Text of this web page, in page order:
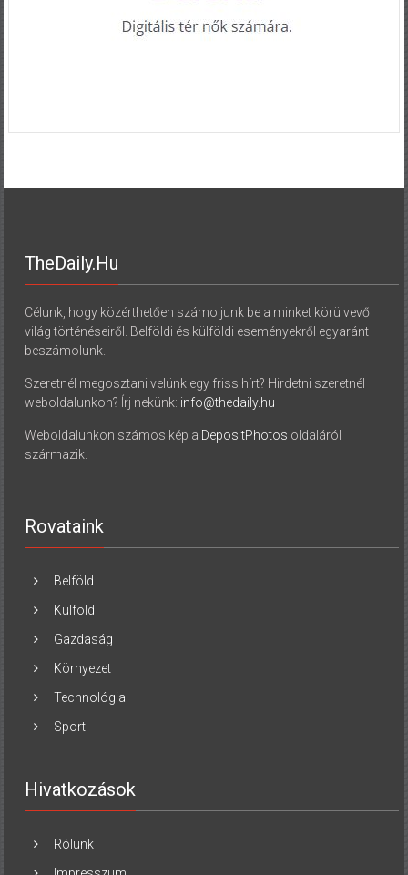
TheDaily.hu
Célunk, hogy közérthetően számoljunk be a minket körülvevő
világ történéseiről. Belföldi és külföldi eseményekről egyaránt
beszámolunk.
Szeretnél megosztani velünk egy friss hírt? Hirdetni szeretnél
weboldalunkon? Írj nekünk: info@thedaily.hu
Weboldalunkon számos kép a DepositPhotos oldaláról
származik.
Rovataink
Belföld
Külföld
Gazdaság
Környezet
Technológia
Sport
Hivatkozások
Rólunk